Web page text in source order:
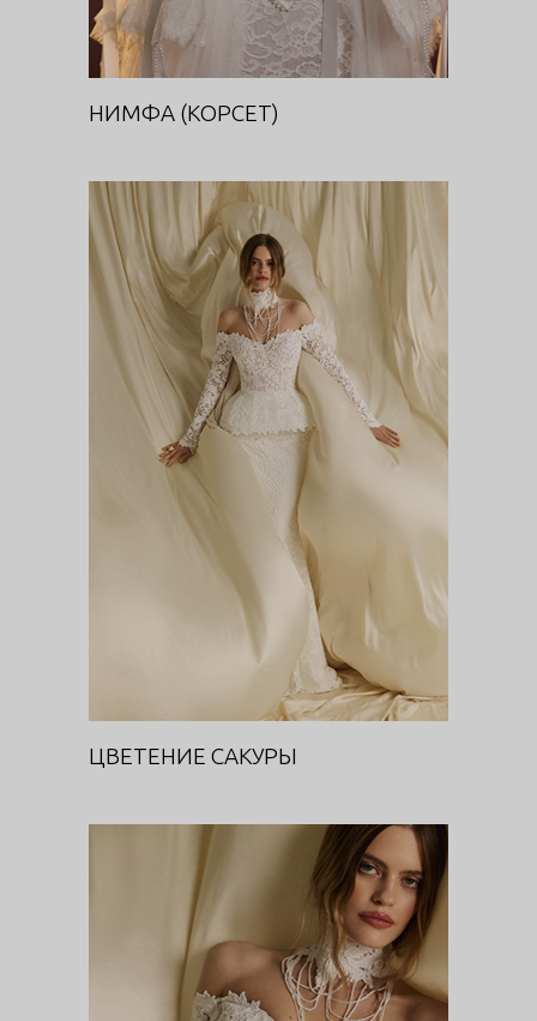
НИМФА (КОРСЕТ)
ЦВЕТЕНИЕ САКУРЫ
ЦВЕТЕНИЕ САКУРЫ